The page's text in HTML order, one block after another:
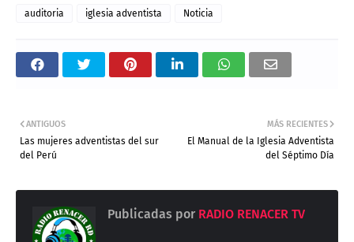
auditoria iglesia adventista Noticia
MÁS RECIENTES
El Manual de la Iglesia Adventista
del Séptimo Día
ANTIGUOS
Las mujeres adventistas del sur
del Perú
Publicadas por RADIO RENACER TV